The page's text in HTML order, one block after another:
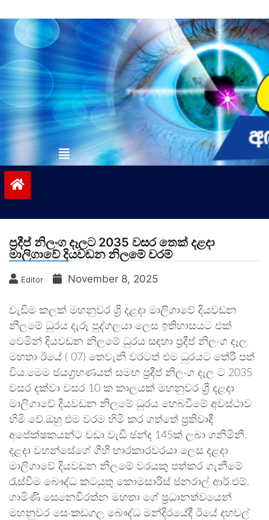
to
contentvinivida.lk
ප්‍රදීප් නිලංග දෑලට 2035 වසර තෙක් දළදා
මාලිගාවේ දියවඩන නිලමේ වරම්
Editor November 8, 2025
වැඩිම කලක් මහනුවර ශ්‍රී දළදා මාලිගාවේ දියවඩන
නිලමේ ධුරය දැරූ පුද්ගලයා ලෙස ඉතිහාසයට එක්
වෙමින් දියවඩන නිලමේ ධුරය සඳහා ප්‍රදීප් නිලංග දෑල
මහතා ඊයේ ( 07) තෙවැනි වරටත් එම ධුරයට තේරී පත්
විය.මෙම ජයග්‍රහණයත් සමඟ ප්‍රදීප් නිලංග දෑල ට 2035
වසර දක්වා වසර 10 ක කාලයක් මහනුවර ශ්‍රී දළදා
මාලිගාවේ දියවඩන නිලමේ ධුරය හෙබවීමේ අවස්ථාව
හිමි වේ.ඔහු එම වරම හිමි කර ගත්තේ ප්‍රතිවාදී
අපේක්ෂකයන්ට වඩා වැඩි ඡන්ද 145ක් ලබා ගනිමිනි.
දළදා වහන්සේගේ ගිහි භාරකාරවරයා ලෙස දළදා
මාලිගාවේ දියවඩන නිලමේ වරයකු පත්කර ගැනීමේ
රැස්වීම බෞද්ධ කටයුතු කොමසාරිස් ජනරාල් ආර්.එම්.
ගාමිණි සෙනෙවිරත්න මහතා ගේ ප්‍රධානත්වයෙන්
මහනුවර සෙංකඩගල බෞද්ධ මන්දිරයේදී ඊයේ දහවල්